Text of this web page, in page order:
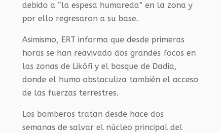
debido a “la espesa humareda” en la zona y
por ello regresaron a su base.
Asimismo, ERT informa que desde primeras
horas se han reavivado dos grandes focos en
las zonas de Likófi y el bosque de Dadia,
donde el humo obstaculiza también el acceso
de las fuerzas terrestres.
Los bomberos tratan desde hace dos
semanas de salvar el núcleo principal del